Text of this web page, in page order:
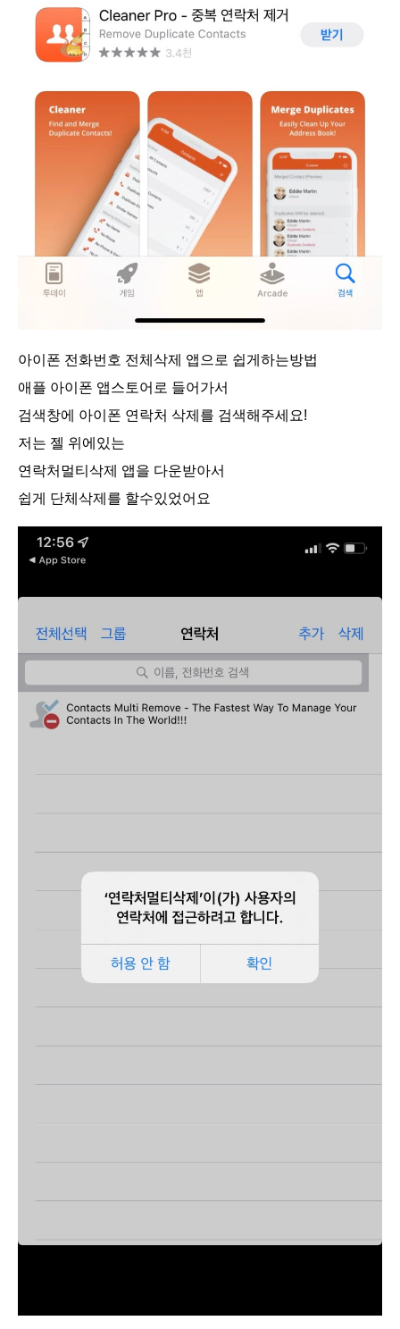
아이폰 전화번호 전체삭제 앱으로 쉽게하는방법
애플 아이폰 앱스토어로 들어가서
검색창에 아이폰 연락처 삭제를 검색해주세요!
저는 젤 위에있는
연락처멀티삭제 앱을 다운받아서
쉽게 단체삭제를 할수있었어요